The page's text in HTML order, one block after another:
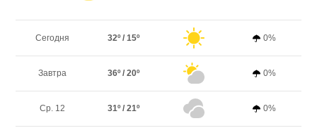
Сегодня 32º / 15º 0%
Завтра 36º / 20º 0%
Ср. 12 31º / 21º 0%